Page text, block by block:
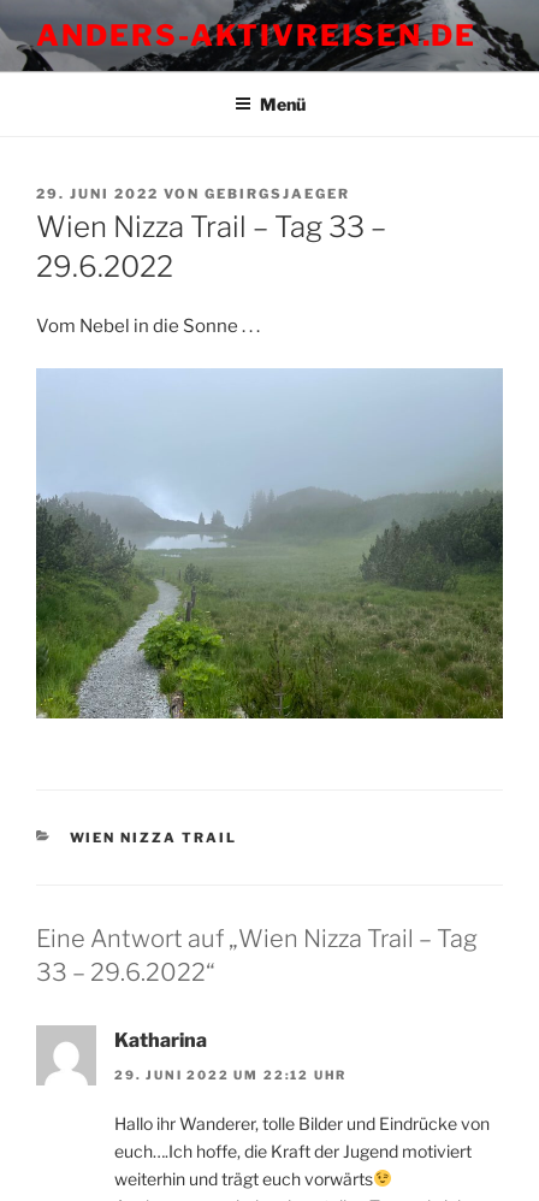
Inhalt
springen
ANDERS-AKTIVREISEN.DE
Menü
VERÖFFENTLICHT
AM
29. JUNI 2022 VON GEBIRGSJAEGER
Wien Nizza Trail – Tag 33 –
29.6.2022
Vom Nebel in die Sonne . . .
KATEGORIEN
WIEN NIZZA TRAIL
Eine Antwort auf „Wien Nizza Trail – Tag
33 – 29.6.2022“
Katharina
29. JUNI 2022 UM 22:12 UHR
Hallo ihr Wanderer, tolle Bilder und Eindrücke von
euch….Ich hoffe, die Kraft der Jugend motiviert
weiterhin und trägt euch vorwärts